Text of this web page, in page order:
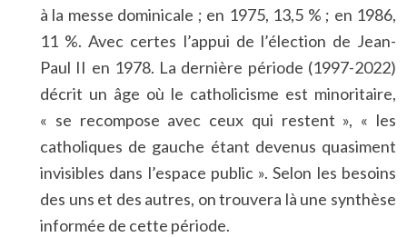
à la messe dominicale ; en 1975, 13,5 % ; en 1986,
11 %. Avec certes l’appui de l’élection de Jean-
Paul II en 1978. La dernière période (1997-2022)
décrit un âge où le catholicisme est minoritaire,
« se recompose avec ceux qui restent », « les
catholiques de gauche étant devenus quasiment
invisibles dans l’espace public ». Selon les besoins
des uns et des autres, on trouvera là une synthèse
informée de cette période.